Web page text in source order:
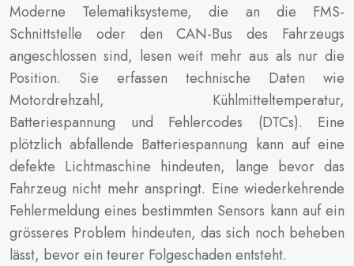
Moderne Telematiksysteme, die an die FMS-
Schnittstelle oder den CAN-Bus des Fahrzeugs
angeschlossen sind, lesen weit mehr aus als nur die
Position. Sie erfassen technische Daten wie
Motordrehzahl, Kühlmitteltemperatur,
Batteriespannung und Fehlercodes (DTCs). Eine
plötzlich abfallende Batteriespannung kann auf eine
defekte Lichtmaschine hindeuten, lange bevor das
Fahrzeug nicht mehr anspringt. Eine wiederkehrende
Fehlermeldung eines bestimmten Sensors kann auf ein
grösseres Problem hindeuten, das sich noch beheben
lässt, bevor ein teurer Folgeschaden entsteht.